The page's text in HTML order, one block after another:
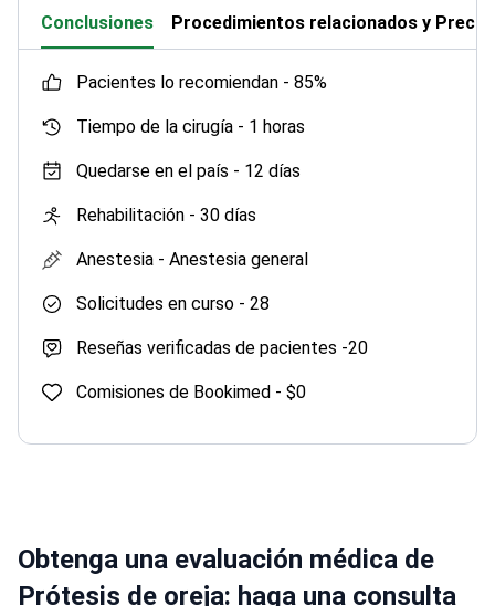
Conclusiones Procedimientos relacionados y
pacientes lo recomiendan - 85%
Tiempo de la cirugía - 1 horas
Quedarse en el país - 12 días
Rehabilitación - 30 días
Anestesia - Anestesia general
Solicitudes en curso - 28
Reseñas verificadas de pacientes -20
Comisiones de Bookimed - $0
Obtenga una evaluación médica de
Prótesis de oreja: haga una consulta